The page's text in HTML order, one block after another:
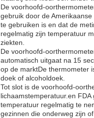
De voorhoofd-
gebruik door de
te gebruiken is en dat de
regelmatig zijn temperatuur
ziekten.
De voorhoofd-
automatisch uitgaat na 15
op de marktDe thermometer
doek of alcoholdoek.
Tot slot is de voorhoofd-
lichaamstemperatuur.en
temperatuur regelmatig te
gezinnen die onderweg zijn